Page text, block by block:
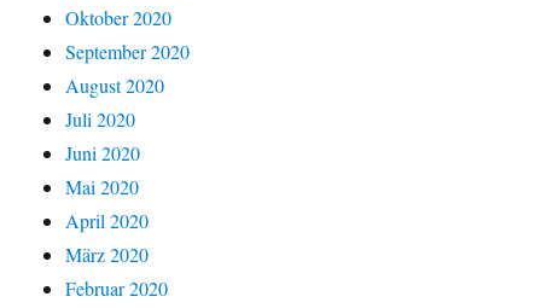
Oktober 2020
September 2020
August 2020
Juli 2020
Juni 2020
Mai 2020
April 2020
März 2020
Februar 2020